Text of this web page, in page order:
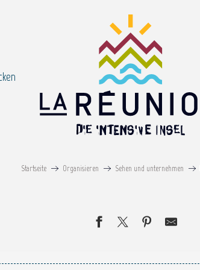
Startseite Organisieren Sehen und unternehmen